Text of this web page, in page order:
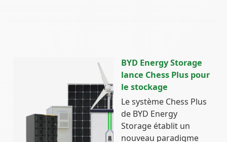
BYD Energy Storage
lance Chess Plus pour
le stockage
Le système Chess Plus
de BYD Energy
Storage établit un
nouveau paradigme